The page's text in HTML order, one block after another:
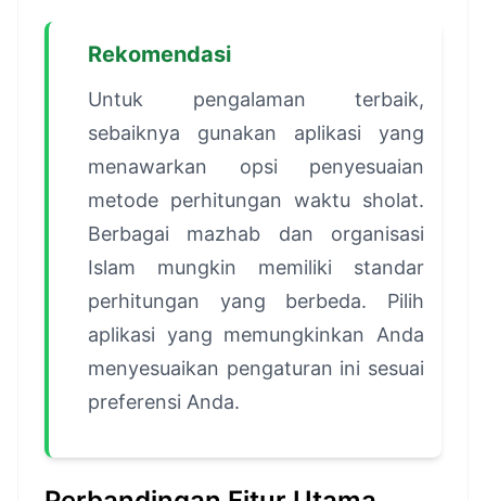
Rekomendasi
Untuk pengalaman terbaik,
sebaiknya gunakan aplikasi yang
menawarkan opsi penyesuaian
metode perhitungan waktu sholat.
Berbagai mazhab dan organisasi
Islam mungkin memiliki standar
perhitungan yang berbeda. Pilih
aplikasi yang memungkinkan Anda
menyesuaikan pengaturan ini sesuai
preferensi Anda.